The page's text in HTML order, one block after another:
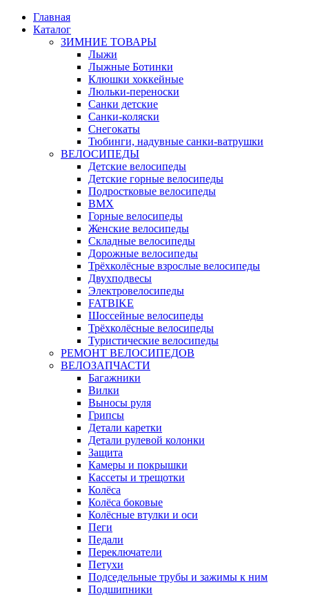
Главная
Каталог
ЗИМНИЕ ТОВАРЫ
Лыжи
Лыжные Ботинки
Клюшки хоккейные
Люльки-переноски
Санки детские
Санки-коляски
Снегокаты
Тюбинги, надувные санки-ватрушки
ВЕЛОСИПЕДЫ
Детские велосипеды
Детские горные велосипеды
Подростковые велосипеды
BMX
Горные велосипеды
Женские велосипеды
Складные велосипеды
Дорожные велосипеды
Трёхколёсные взрослые велосипеды
Двухподвесы
Электровелосипеды
FATBIKE
Шоссейные велосипеды
Трёхколёсные велосипеды
Туристические велосипеды
РЕМОНТ ВЕЛОСИПЕДОВ
ВЕЛОЗАПЧАСТИ
Багажники
Вилки
Выносы руля
Грипсы
Детали каретки
Детали рулевой колонки
Защита
Камеры и покрышки
Кассеты и трещотки
Колёса
Колёса боковые
Колёсные втулки и оси
Пеги
Педали
Переключатели
Петухи
Подседельные трубы и зажимы к ним
Подшипники